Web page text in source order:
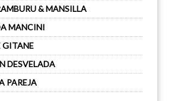
& MANSILLA
MANCINI
GITANE
DESVELADA
PAREJA